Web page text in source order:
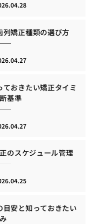
列矯正種類の選び方
おきたい矯正タイミ
基準
のスケジュール管理
目安と知っておきたい